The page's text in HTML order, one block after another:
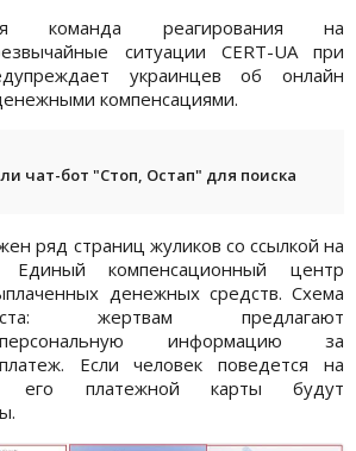
команда реагирования на
ситуации CERT-UA при
украинцев об онлайн
компенсациями.
чат-бот "Стоп, Остап" для поиска
ряд страниц жуликов со ссылкой на
Единый компенсационный центр
денежных средств. Схема
жертвам предлагают
информацию за
Если человек поведется на
его платежной карты будут